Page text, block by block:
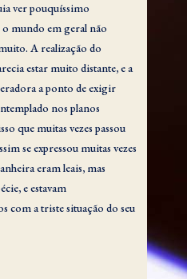
ver pouquíssimo
mundo em geral não
A realização do
estar muito distante, e a
a ponto de exigir
nos planos
que muitas vezes passou
se expressou muitas vezes
eram leais, mas
e estavam
com a triste situação do seu